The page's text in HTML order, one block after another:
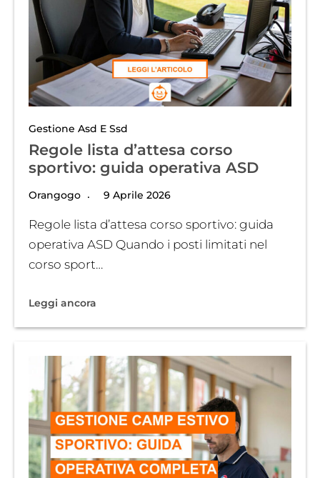
Gestione Asd E Ssd
Regole lista d’attesa corso
sportivo: guida operativa ASD
Orangogo 9 Aprile 2026
Regole lista d’attesa corso sportivo: guida
operativa ASD Quando i posti limitati nel
corso sport…
Leggi ancora